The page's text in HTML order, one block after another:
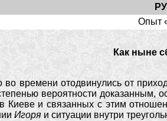
Опыт
Как ныне
времени отодвинулись от
вероятности доказанным,
в Киеве и связанных с этим
Игоря и ситуации внутри